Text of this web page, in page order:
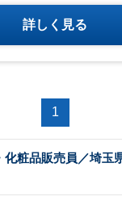
詳しく見る
1
粧品販売員／埼玉